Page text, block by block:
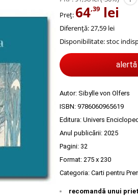
Preț: 64,39 lei
Diferență: 27,59 lei
Disponibilitate:stoc
Autor: Sibylle von Olfers
ISBN: 9786060965619
Editura: Univers
Anul publicării: 2025
Pagini: 32
Format: 275 x 230
Categoria: Carti pentru
recomandă unui